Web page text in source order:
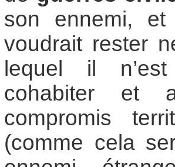
son ennemi,
voudrait rester
lequel il
cohabiter et
compromis
(comme cela